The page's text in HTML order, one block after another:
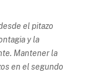
el pitazo
y la
Mantener la
en el segundo